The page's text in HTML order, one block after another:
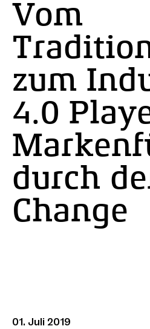
Vom
zum
4.0
durch
Change
01. Juli 2019